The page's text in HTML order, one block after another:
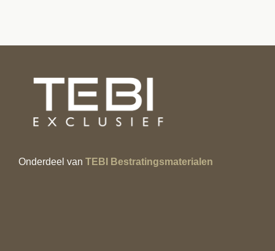
Onderdeel van TEBI Bestratingsmaterialen